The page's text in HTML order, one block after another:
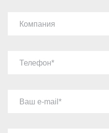
Компания
Телефон
Ваш e-mail